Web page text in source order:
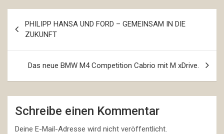
PHILIPP HANSA UND FORD – GEMEINSAM IN DIE
ZUKUNFT
Das neue BMW M4 Competition Cabrio mit M xDrive.
Schreibe einen Kommentar
Deine E-Mail-Adresse wird nicht veröffentlicht.